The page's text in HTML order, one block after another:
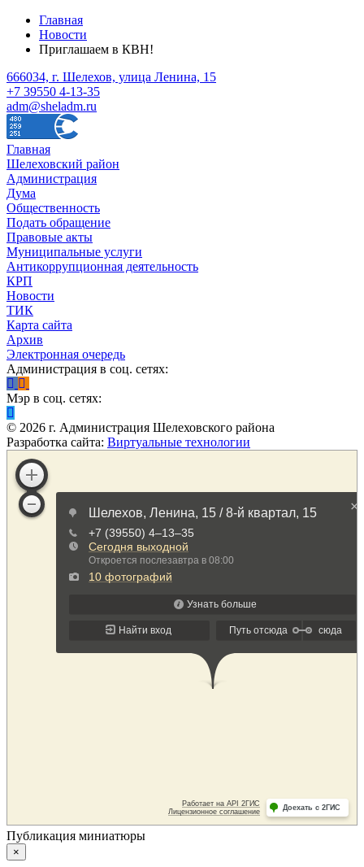
Главная
Новости
Приглашаем в КВН!
666034, г. Шелехов, улица Ленина, 15
+7 39550 4-13-35
adm@sheladm.ru
Главная
Шелеховский район
Администрация
Дума
Общественность
Подать обращение
Правовые акты
Муниципальные услуги
Антикоррупционная деятельность
КРП
Новости
ТИК
Карта сайта
Архив
Электронная очередь
Администрация в соц. сетях:
Мэр в соц. сетях:
© 2026 г. Администрация Шелеховского района
Разработка сайта: Виртуальные технологии
Публикация миниатюры
×